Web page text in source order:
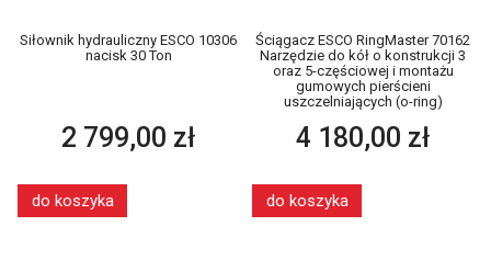
Siłownik hydrauliczny ESCO 10306
nacisk 30 Ton
2 799,00 zł
do koszyka
Ściągacz ESCO RingMaster 70162
Narzędzie do kół o konstrukcji 3
oraz 5-częściowej i montażu
gumowych pierścieni
uszczelniających (o-ring)
4 180,00 zł
do koszyka